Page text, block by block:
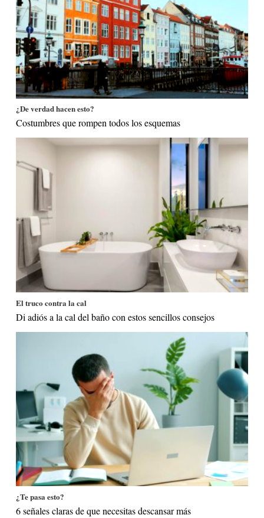
¿De verdad hacen esto?
Costumbres que rompen todos los esquemas
El truco contra la cal
Di adiós a la cal del baño con estos sencillos consejos
¿Te pasa esto?
6 señales claras de que necesitas descansar más